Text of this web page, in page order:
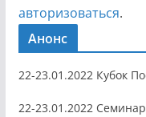
авторизоваться.
Анонс
22-23.01.2022 Кубок
22-23.01.2022